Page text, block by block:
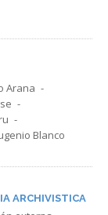
Arana
Blanco
ARCHIVISTICA